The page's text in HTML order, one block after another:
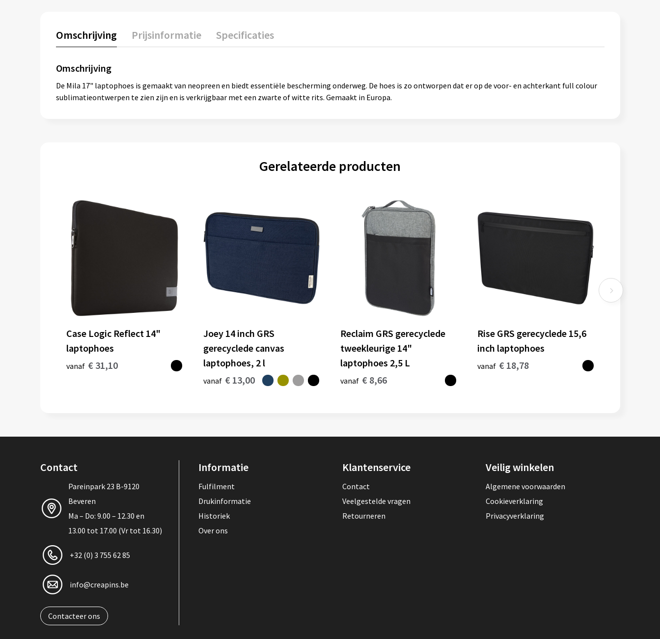
Omschrijving Prijsinformatie Specificaties
Omschrijving
De Mila 17" laptophoes is gemaakt van neopreen en biedt essentiële bescherming onderweg. De hoes is zo ontworpen dat er op de voor- en achterkant full colour
sublimatieontwerpen te zien zijn en is verkrijgbaar met een zwarte of witte rits. Gemaakt in Europa.
Gerelateerde producten
Case Logic Reflect 14"
laptophoes
vanaf € 31,10
Joey 14 inch GRS
gerecyclede canvas
laptophoes, 2 l
vanaf € 13,00
Reclaim GRS gerecyclede
tweekleurige 14"
laptophoes 2,5 L
vanaf € 8,66
Rise GRS gerecyclede 15,6
inch laptophoes
vanaf € 18,78
Contact
Pareinpark 23 B-9120
Beveren
Ma – Do: 9.00 – 12.30 en
13.00 tot 17.00 (Vr tot 16.30)
+32 (0) 3 755 62 85
info@creapins.be
Contacteer ons
Informatie
Fulfilment
Drukinformatie
Historiek
Over ons
Klantenservice
Contact
Veelgestelde vragen
Retourneren
Veilig winkelen
Algemene voorwaarden
Cookieverklaring
Privacyverklaring